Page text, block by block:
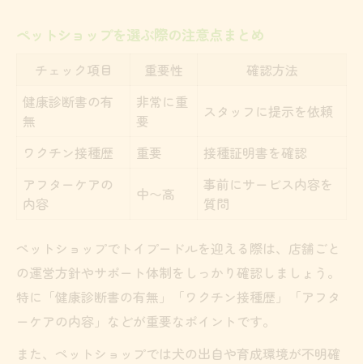
ペットショップを選ぶ際の注意点まとめ
チェック項目 重要性
確認方法
健康診断書の有
無
非常に重
要
スタッフに提示を依頼
ワクチン接種歴 重要
接種証明書を確認
アフターケアの
内容
中〜高
事前にサービス内容を
質問
ペットショップでトイプードルを迎える際は、店舗ごと
の運営方針やサポート体制をしっかり確認しましょう。
特に「健康診断書の有無」「ワクチン接種歴」「アフタ
ーケアの内容」などが重要なポイントです。
また、ペットショップでは犬の出自や育成環境が不明確